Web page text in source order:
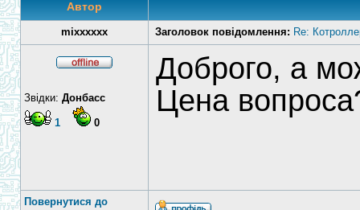
Автор
mixxxxxx Заголовок повідомлення: Re:
Звідки: Донбасс
1 0
Доброго, а
Цена
Повернутися до